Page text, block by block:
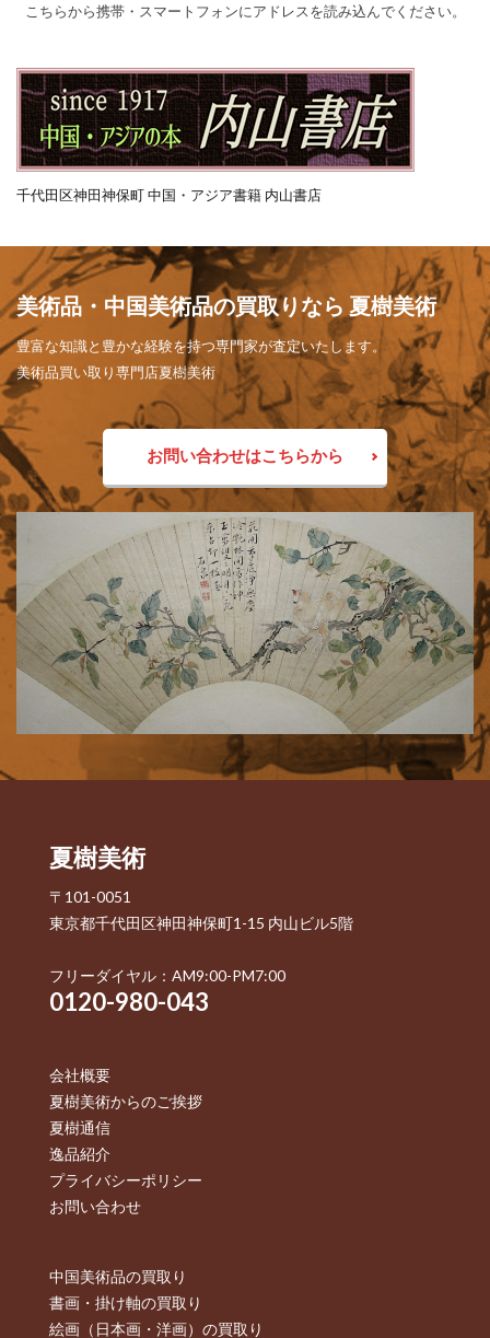
こちらから携帯・スマートフォンにアドレスを読み込んでください。
千代田区神田神保町 中国・アジア書籍 内山書店
美術品・中国美術品の買取りなら 夏樹美術
豊富な知識と豊かな経験を持つ専門家が査定いたします。
美術品買い取り専門店夏樹美術
お問い合わせはこちらから
夏樹美術
〒101-0051
東京都千代田区神田神保町1-15 内山ビル5階
フリーダイヤル：AM9:00-PM7:00
0120-980-043
会社概要
夏樹美術からのご挨拶
夏樹通信
逸品紹介
プライバシーポリシー
お問い合わせ
中国美術品の買取り
書画・掛け軸の買取り
絵画（日本画・洋画）の買取り